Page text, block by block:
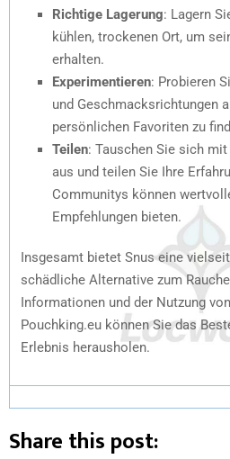
Richtige Lagerung: Lagern
kühlen, trockenen Ort, um
erhalten.
Experimentieren: Probieren
und Geschmacksrichtungen
persönlichen Favoriten zu
Teilen: Tauschen Sie sich
aus und teilen Sie Ihre
Communitys können
Empfehlungen bieten.
Insgesamt bietet Snus eine
schädliche Alternative zum
Informationen und der Nutzung
Pouchking.eu können Sie das
Erlebnis herausholen.
Share this post: